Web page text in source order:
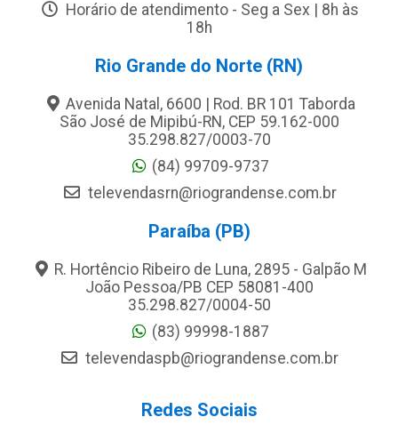
Horário de atendimento - Seg a Sex | 8h às
18h
Rio Grande do Norte (RN)
Avenida Natal, 6600 | Rod. BR 101 Taborda
São José de Mipibú-RN, CEP 59.162-000
35.298.827/0003-70
(84) 99709-9737
televendasrn@riograndense.com.br
Paraíba (PB)
R. Hortêncio Ribeiro de Luna, 2895 - Galpão M
João Pessoa/PB CEP 58081-400
35.298.827/0004-50
(83) 99998-1887
televendaspb@riograndense.com.br
Redes Sociais